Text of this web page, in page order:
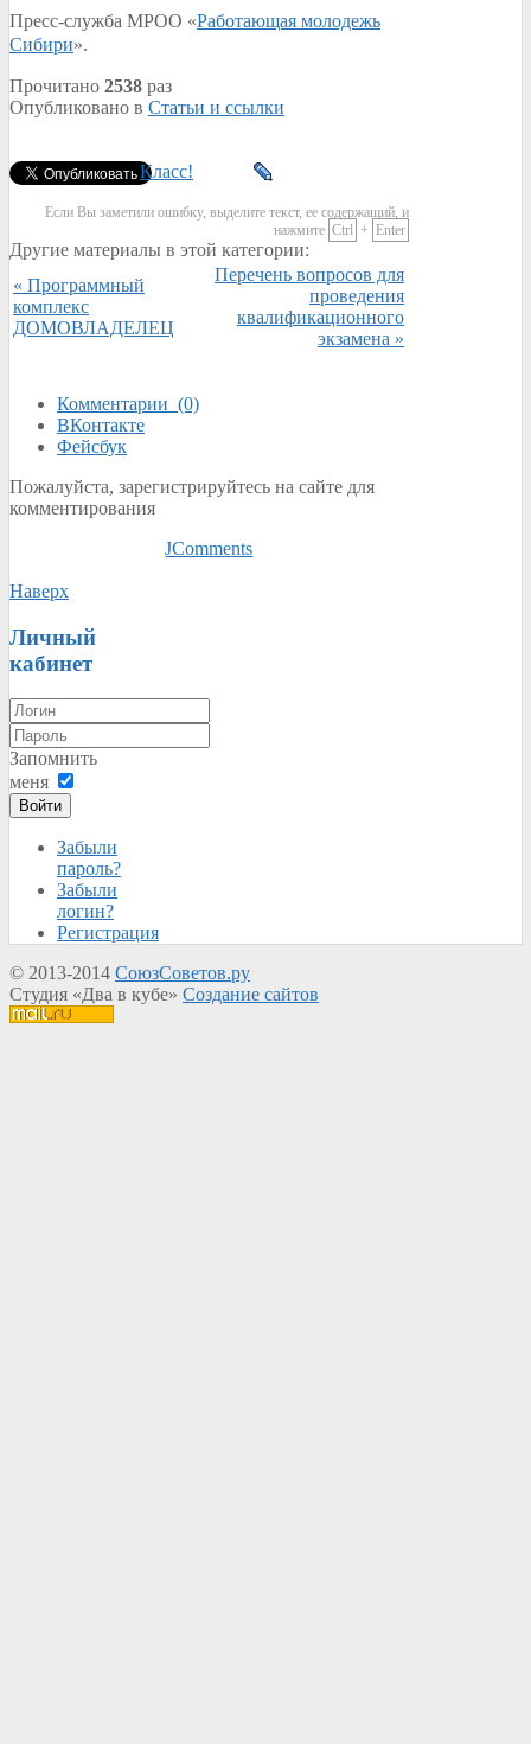
Пресс-служба МРОО «Работающая молодежь
Сибири».
Прочитано 2538 раз
Опубликовано в Статьи и ссылки
Класс!
Если Вы заметили ошибку, выделите текст, ее содержащий, и
нажмите Ctrl + Enter
Другие материалы в этой категории:
« Программный
комплекс
ДОМОВЛАДЕЛЕЦ
Перечень вопросов для
проведения
квалификационного
экзамена »
Комментарии (0)
ВКонтакте
Фейсбук
Пожалуйста, зарегистрируйтесь на сайте для
комментирования
JComments
Наверх
Личный
кабинет
Запомнить
меня
Войти
Забыли
пароль?
Забыли
логин?
Регистрация
© 2013-2014 СоюзСоветов.ру
Студия «Два в кубе» Создание сайтов